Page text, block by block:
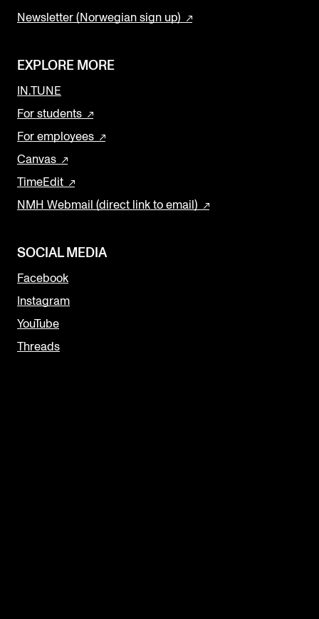
Newsletter (Norwegian sign up)
EXPLORE MORE
IN.TUNE
For students
For employees
Canvas
TimeEdit
NMH Webmail (direct link to email)
SOCIAL MEDIA
Facebook
Instagram
YouTube
Threads